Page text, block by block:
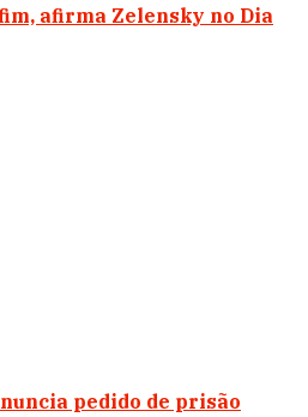
afirma Zelensky no Dia
pedido de prisão